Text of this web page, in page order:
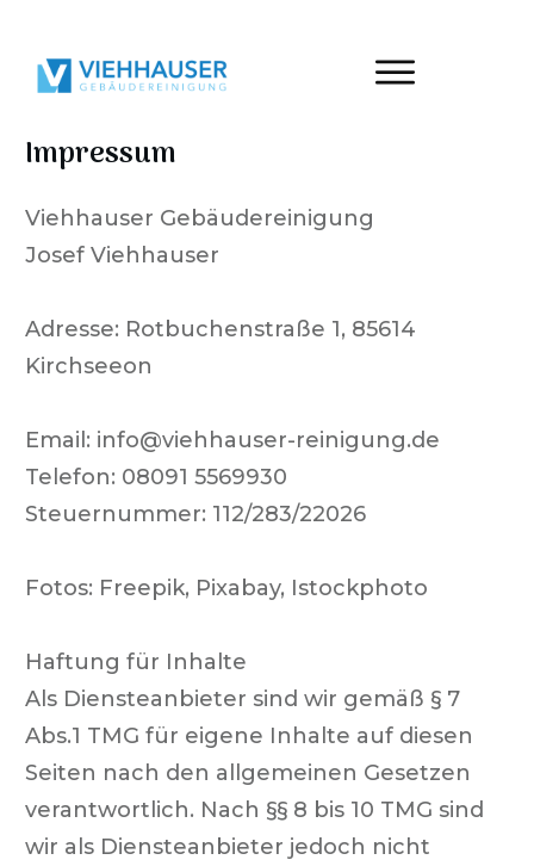
Impressum
Viehhauser Gebäudereinigung
Josef Viehhauser
Adresse: Rotbuchenstraße 1, 85614
Kirchseeon
Email: info@viehhauser-reinigung.de
Telefon: 08091 5569930
Steuernummer: 112/283/22026
Fotos: Freepik, Pixabay, Istockphoto
Haftung für Inhalte
Als Diensteanbieter sind wir gemäß § 7
Abs.1 TMG für eigene Inhalte auf diesen
Seiten nach den allgemeinen Gesetzen
verantwortlich. Nach §§ 8 bis 10 TMG sind
wir als Diensteanbieter jedoch nicht